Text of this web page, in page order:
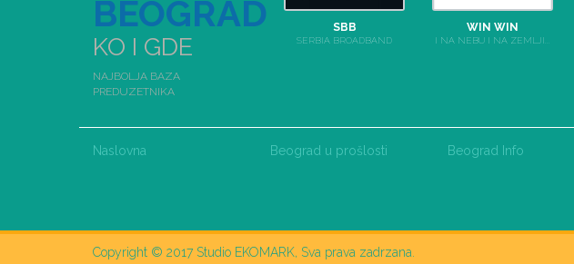
BEOGRAD
KO I GDE
NAJBOLJA BAZA
PREDUZETNIKA
SBB
SERBIA BROADBAND
WIN WIN
I NA NEBU I NA ZEMLJI...
Naslovna Beograd u prošlosti Beograd Info
Copyright © 2017 Studio EKOMARK, Sva prava zadrzana.